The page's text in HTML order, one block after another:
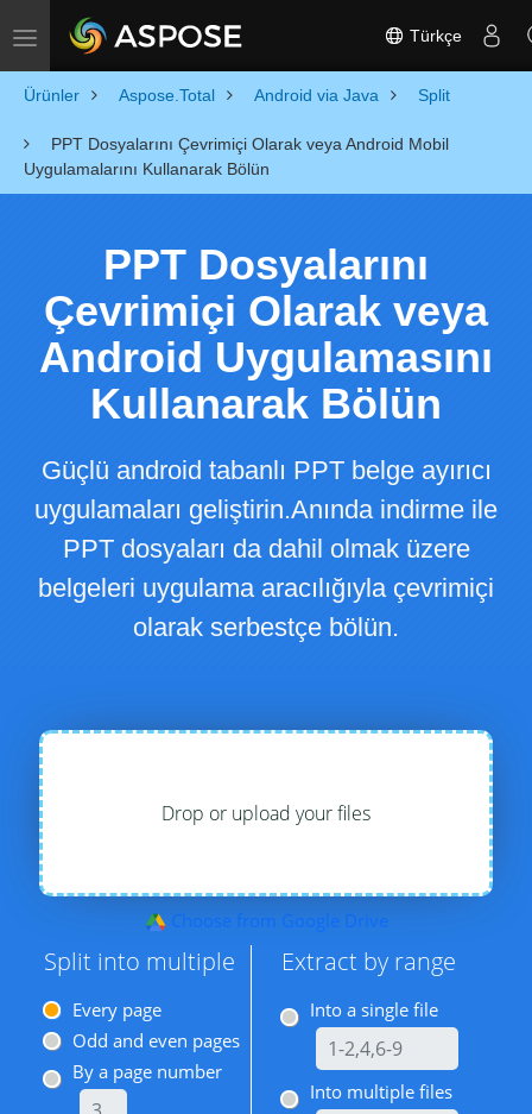
Toggle navigation Türkçe
Ürünler Aspose.Total Android via Java Split
PPT Dosyalarını Çevrimiçi Olarak veya Android Mobil
Uygulamalarını Kullanarak Bölün
PPT Dosyalarını
Çevrimiçi Olarak veya
Android Uygulamasını
Kullanarak Bölün
Güçlü android tabanlı PPT belge ayırıcı
uygulamaları geliştirin.Anında indirme ile
PPT dosyaları da dahil olmak üzere
belgeleri uygulama aracılığıyla çevrimiçi
olarak serbestçe bölün.